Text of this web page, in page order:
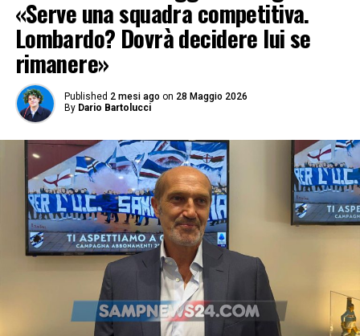
«Serve una squadra competitiva.
Lombardo? Dovrà decidere lui se
rimanere»
Published 2 mesi ago on 28 Maggio 2026
By Dario Bartolucci